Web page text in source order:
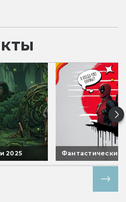
2025 Фантастические